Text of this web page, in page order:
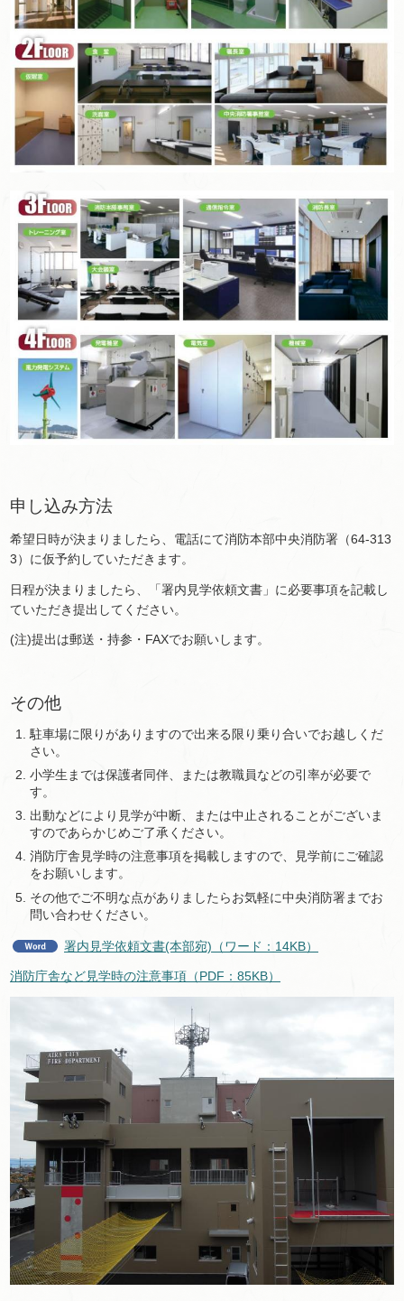
申し込み方法
希望日時が決まりましたら、電話にて消防本部中央消防署（64-313
3）に仮予約していただきます。
日程が決まりましたら、「署内見学依頼文書」に必要事項を記載し
ていただき提出してください。
(注)提出は郵送・持参・FAXでお願いします。
その他
駐車場に限りがありますので出来る限り乗り合いでお越しくだ
さい。
小学生までは保護者同伴、または教職員などの引率が必要で
す。
出動などにより見学が中断、または中止されることがございま
すのであらかじめご了承ください。
消防庁舎見学時の注意事項を掲載しますので、見学前にご確認
をお願いします。
その他でご不明な点がありましたらお気軽に中央消防署までお
問い合わせください。
署内見学依頼文書(本部宛)（ワード：14KB）
消防庁舎など見学時の注意事項（PDF：85KB）